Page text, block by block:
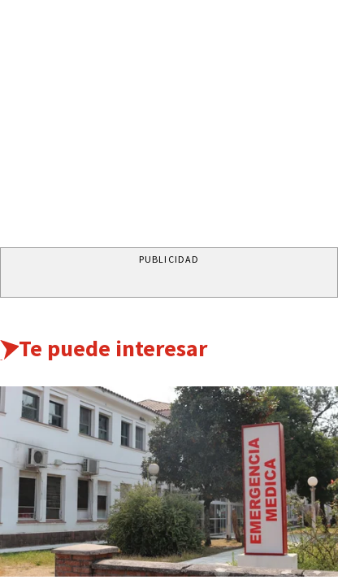
PUBLICIDAD
Te puede interesar